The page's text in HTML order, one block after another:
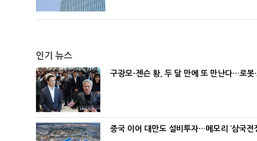
인기 뉴스
구광모-젠슨 황, 두 달 만에 또 만난다…로봇
중국 이어 대만도 설비투자…메모리 ‘삼국전